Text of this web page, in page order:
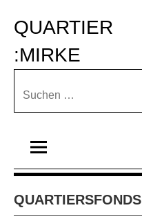
Inhalt
springen
QUARTIER
:MIRKE
Suchen
QUARTIERSFONDS